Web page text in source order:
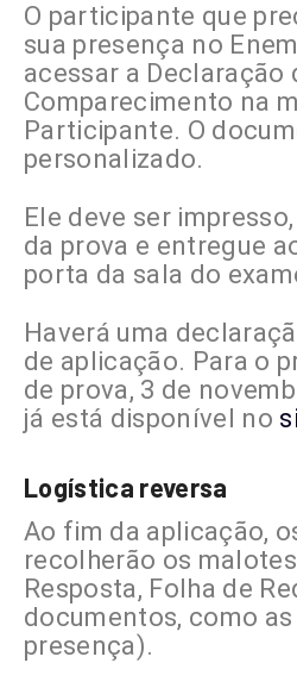
O participante que
sua presença no
acessar a Declaração
Comparecimento na
Participante. O
personalizado.
Ele deve ser
da prova e entregue
porta da sala do
Haverá uma
de aplicação. Para o
de prova, 3 de
já está disponível no
Logística reversa
Ao fim da aplicação,
recolherão os
Resposta, Folha de
documentos, como
presença).